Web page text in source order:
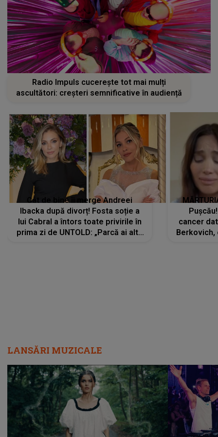
Radio Impuls cucerește tot mai mulți
ascultători: creșteri semnificative în audiență
Cât de bine îi merge Andreei
Ibacka după divorț! Fosta soție a
lui Cabral a întors toate privirile în
prima zi de UNTOLD: „Parcă ai altă
cancer
LANSĂRI MUZICALE